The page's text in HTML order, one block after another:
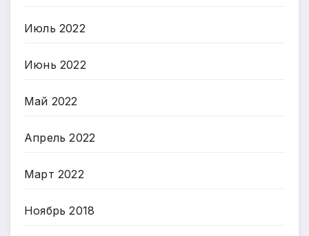
Июль 2022
Июнь 2022
Май 2022
Апрель 2022
Март 2022
Ноябрь 2018